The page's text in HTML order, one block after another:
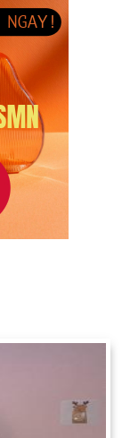
(ngày 31 tháng
(ngày 31
tuyến phòng
3 tháng 9).
Kabul của
Zairia (ngày 13
đang chết
18 tháng 11).
sử
qua đời tại
(trước đây là